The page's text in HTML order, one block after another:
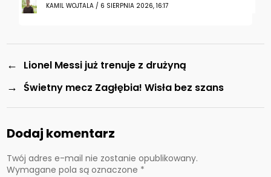
KAMIL WOJTALA / 6 SIERPNIA 2026, 16:17
← Lionel Messi już trenuje z drużyną
→ Świetny mecz Zagłębia! Wisła bez szans
Dodaj komentarz
Twój adres e-mail nie zostanie opublikowany.
Wymagane pola są oznaczone *